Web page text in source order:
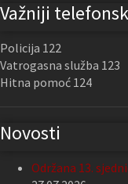
Važniji
Policija 122
Vatrogasna služba 123
Hitna pomoć 124
Novosti
Održana 13.